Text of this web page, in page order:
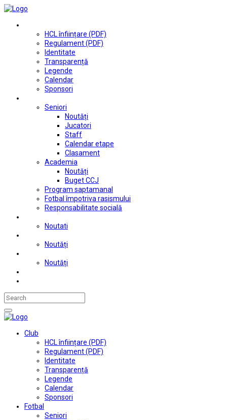
HCL înființare (PDF)
Regulament (PDF)
Identitate
Transparență
Legende
Calendar
Sponsori
Seniori
Noutăți
Jucatori
Staff
Calendar etape
Clasament
Academia
Noutăți
Buget CCJ
Program saptamanal
Fotbal împotriva rasismului
Responsabilitate socială
Noutati
Noutăți
Noutăți
Club
HCL înființare (PDF)
Regulament (PDF)
Identitate
Transparență
Legende
Calendar
Sponsori
Fotbal
Seniori